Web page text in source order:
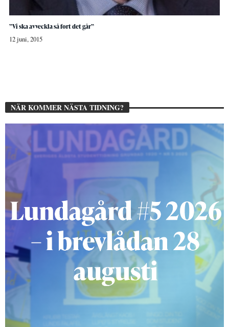
”Vi ska avveckla så fort det går”
12 juni, 2015
NÄR KOMMER NÄSTA TIDNING?